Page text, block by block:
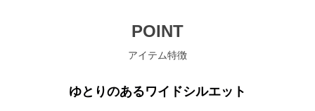
POINT
アイテム特徴
ゆとりのあるワイドシルエット